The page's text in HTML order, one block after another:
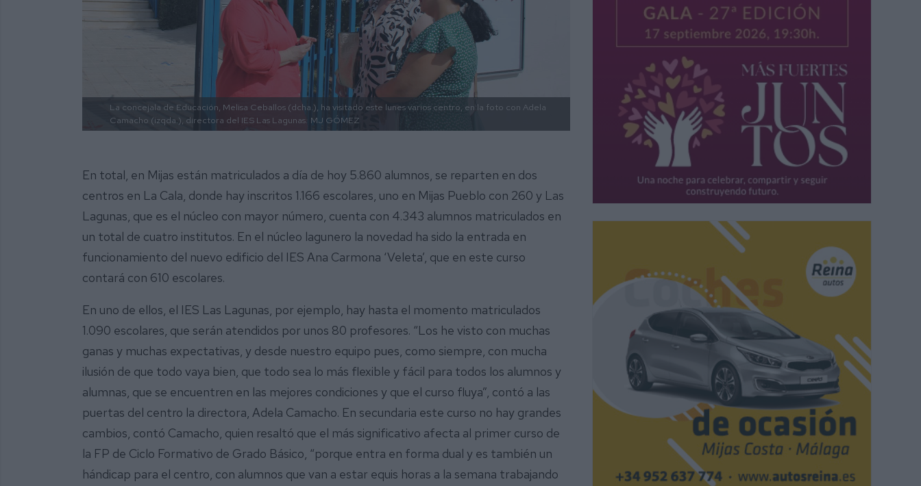
La concejala de Educación, Melisa Ceballos (dcha.), ha visitado este lunes varios centro, en la foto con Adela
Camacho (izqda.), directora del IES Las Lagunas. MJ GÓMEZ
En total, en Mijas están matriculados a día de hoy 5.860 alumnos, se reparten en dos
centros en La Cala, donde hay inscritos 1.166 escolares, uno en Mijas Pueblo con 260 y Las
Lagunas, que es el núcleo con mayor número, cuenta con 4.343 alumnos matriculados en
un total de cuatro institutos. En el núcleo lagunero la novedad ha sido la entrada en
funcionamiento del nuevo edificio del IES Ana Carmona ‘Veleta’, que en este curso
contará con 610 escolares.
En uno de ellos, el IES Las Lagunas, por ejemplo, hay hasta el momento matriculados
1.090 escolares, que serán atendidos por unos 80 profesores. “Los he visto con muchas
ganas y muchas expectativas, y desde nuestro equipo pues, como siempre, con mucha
ilusión de que todo vaya bien, que todo sea lo más flexible y fácil para todos los alumnos y
alumnas, que se encuentren en las mejores condiciones y que el curso fluya”, contó a las
puertas del centro la directora, Adela Camacho. En secundaria este curso no hay grandes
cambios, contó Camacho, quien resaltó que el más significativo afecta al primer curso de
la FP de Ciclo Formativo de Grado Básico, “porque entra en forma dual y es también un
hándicap para el centro, con alumnos que van a estar equis horas a la semana trabajando